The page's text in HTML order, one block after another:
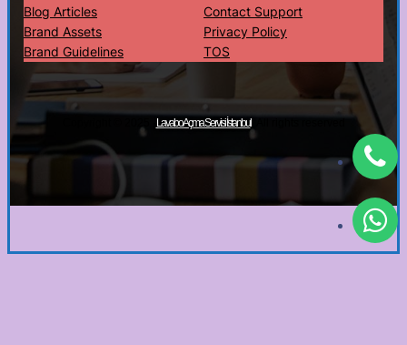
Blog Articles
Brand Assets
Brand Guidelines
Contact Support
Privacy Policy
TOS
Lavabo Açma Servisi İstanbul· All rights reserved